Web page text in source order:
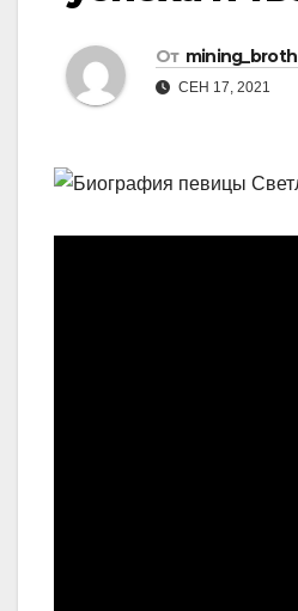
От mining_broth
СЕН 17, 2021